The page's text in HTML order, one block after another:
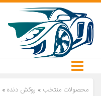
محصولات منتخب » روکش دنده»